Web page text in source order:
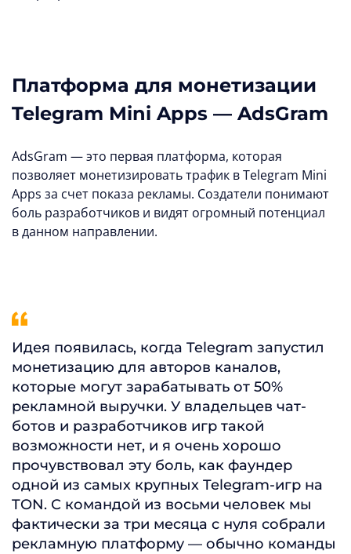
Платформа для монетизации
Telegram Mini Apps — AdsGram
AdsGram — это первая платформа, которая
позволяет монетизировать трафик в Telegram Mini
Apps за счет показа рекламы. Создатели понимают
боль разработчиков и видят огромный потенциал
в данном направлении.
Идея появилась, когда Telegram запустил
монетизацию для авторов каналов,
которые могут зарабатывать от 50%
рекламной выручки. У владельцев чат-
ботов и разработчиков игр такой
возможности нет, и я очень хорошо
прочувствовал эту боль, как фаундер
одной из самых крупных Telegram-игр на
TON. С командой из восьми человек мы
фактически за три месяца с нуля собрали
рекламную платформу — обычно команды